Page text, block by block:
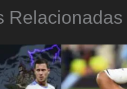
Relacionadas